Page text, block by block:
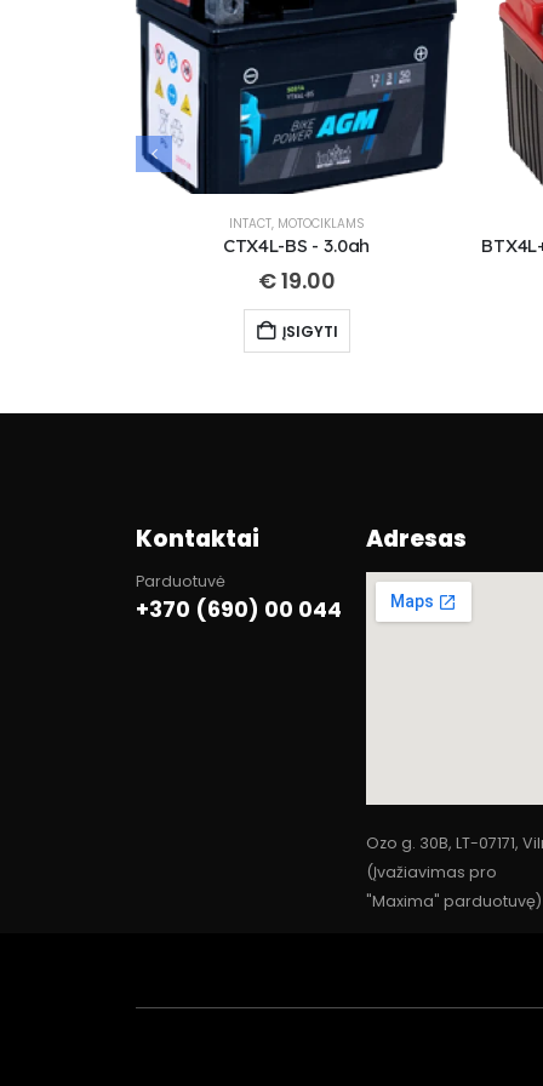
INTACT, MOTOCIKLAMS
CTX4L-BS - 3.0ah
€19.00
ĮSIGYTI
Kontaktai
Parduotuvė
+370 (690) 00 044
Adresas
Ozo g. 30B, LT-07171,
(Įvažiavimas pro
"Maxima" parduotuvę)